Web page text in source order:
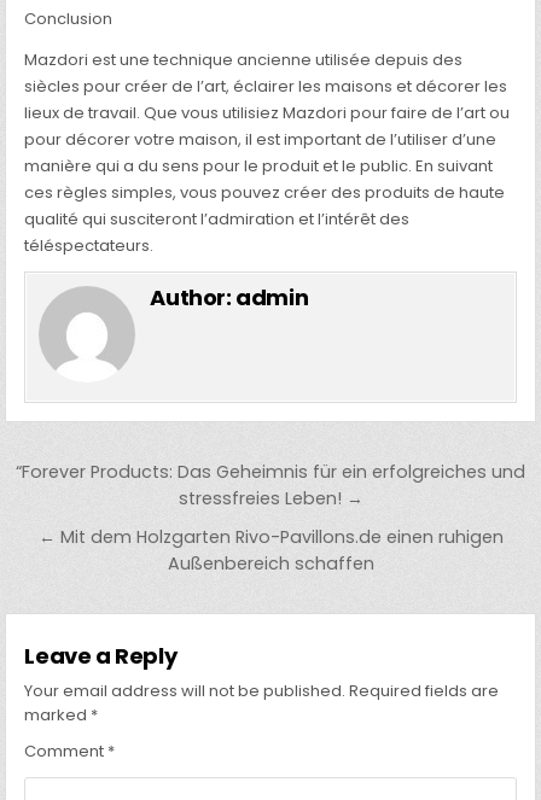
Conclusion
Mazdori est une technique ancienne utilisée depuis des
siècles pour créer de l’art, éclairer les maisons et décorer les
lieux de travail. Que vous utilisiez Mazdori pour faire de l’art ou
pour décorer votre maison, il est important de l’utiliser d’une
manière qui a du sens pour le produit et le public. En suivant
ces règles simples, vous pouvez créer des produits de haute
qualité qui susciteront l’admiration et l’intérêt des
téléspectateurs.
Author: admin
Post
navigation
“Forever Products: Das Geheimnis für ein erfolgreiches und
stressfreies Leben! →
← Mit dem Holzgarten Rivo-Pavillons.de einen ruhigen
Außenbereich schaffen
Leave a Reply
Your email address will not be published. Required fields are
marked *
Comment *